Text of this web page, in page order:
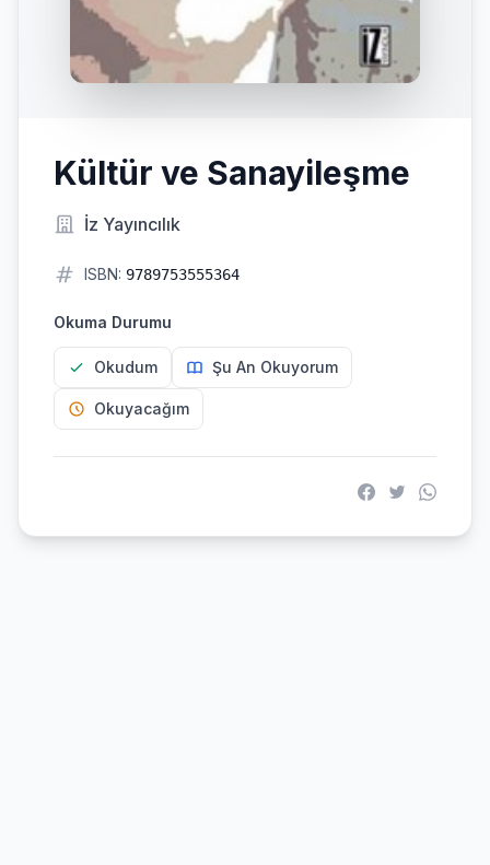
Kültür ve Sanayileşme
İz Yayıncılık
ISBN: 9789753555364
Okuma Durumu
Okudum Şu An Okuyorum
Okuyacağım